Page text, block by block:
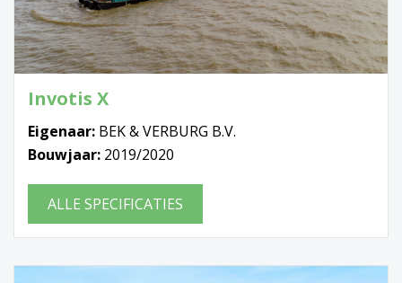
Invotis X
Eigenaar: BEK & VERBURG B.V.
Bouwjaar: 2019/2020
ALLE SPECIFICATIES